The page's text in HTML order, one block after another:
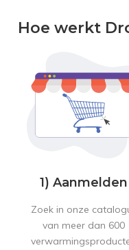
Hoe werkt
1) Aanmelden
Zoek in onze
van meer dan 600